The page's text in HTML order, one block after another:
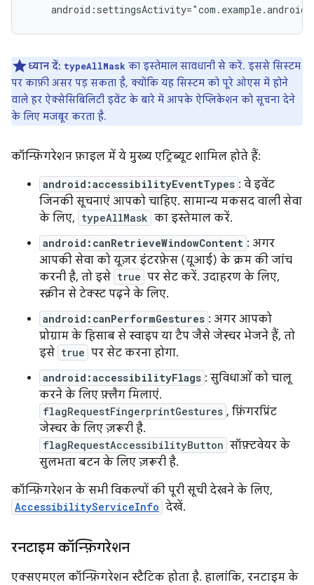
ध्यान दें: typeAllMask का इस्तेमाल सावधानी से करें. इससे सिस्टम
पर काफ़ी असर पड़ सकता है, क्योंकि यह सिस्टम को पूरे ओएस में होने
वाले हर ऐक्सेसिबिलिटी इवेंट के बारे में आपके ऐप्लिकेशन को सूचना देने
के लिए मजबूर करता है.
कॉन्फ़िगरेशन फ़ाइल में ये मुख्य एट्रिब्यूट शामिल होते हैं:
android:accessibilityEventTypes : वे इवेंट
जिनकी सूचनाएं आपको चाहिए. सामान्य मकसद वाली सेवा
के लिए, typeAllMask का इस्तेमाल करें.
android:canRetrieveWindowContent : अगर
आपकी सेवा को यूज़र इंटरफ़ेस (यूआई) के क्रम की जांच
करनी है, तो इसे true पर सेट करें. उदाहरण के लिए,
स्क्रीन से टेक्स्ट पढ़ने के लिए.
android:canPerformGestures : अगर आपको
प्रोग्राम के हिसाब से स्वाइप या टैप जैसे जेस्चर भेजने हैं, तो
इसे true पर सेट करना होगा.
android:accessibilityFlags : सुविधाओं को चालू
करने के लिए फ़्लैग मिलाएं.
flagRequestFingerprintGestures , फ़िंगरप्रिंट
जेस्चर के लिए ज़रूरी है.
flagRequestAccessibilityButton सॉफ़्टवेयर के
सुलभता बटन के लिए ज़रूरी है.
कॉन्फ़िगरेशन के सभी विकल्पों की पूरी सूची देखने के लिए,
AccessibilityServiceInfo देखें.
रनटाइम कॉन्फ़िगरेशन
एक्सएमएल कॉन्फ़िगरेशन स्टैटिक होता है. हालांकि, रनटाइम के